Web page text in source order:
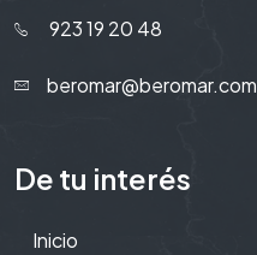
923 19 20 48
beromar@beromar.com
De tu interés
Inicio